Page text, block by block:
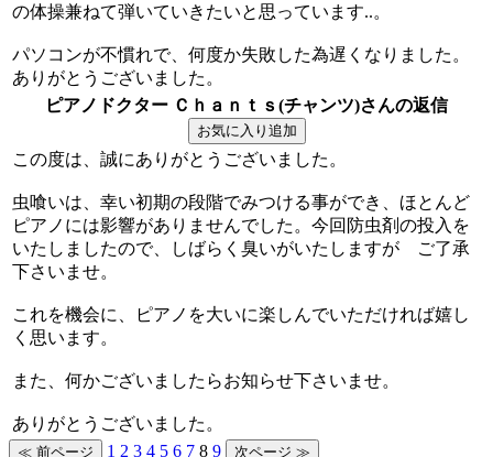
の体操兼ねて弾いていきたいと思っています..。
パソコンが不慣れで、何度か失敗した為遅くなりました。
ありがとうございました。
ピアノドクター Ｃｈａｎｔｓ(チャンツ)さんの返信
この度は、誠にありがとうございました。
虫喰いは、幸い初期の段階でみつける事ができ、ほとんど
ピアノには影響がありませんでした。今回防虫剤の投入を
いたしましたので、しばらく臭いがいたしますが ご了承
下さいませ。
これを機会に、ピアノを大いに楽しんでいただければ嬉し
く思います。
また、何かございましたらお知らせ下さいませ。
ありがとうございました。
1 2 3 4 5 6 7 8 9